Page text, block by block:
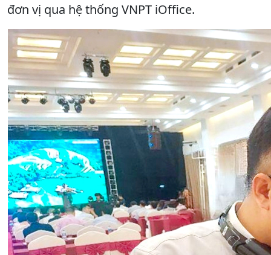
đơn vị qua hệ thống VNPT iOffice.